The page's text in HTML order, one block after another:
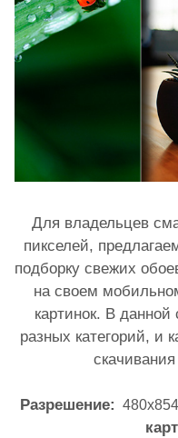
Для владельцев
пикселей,
подборку свежих
на своем
картинок. В
разных категорий, и
Разрешение: 480x854